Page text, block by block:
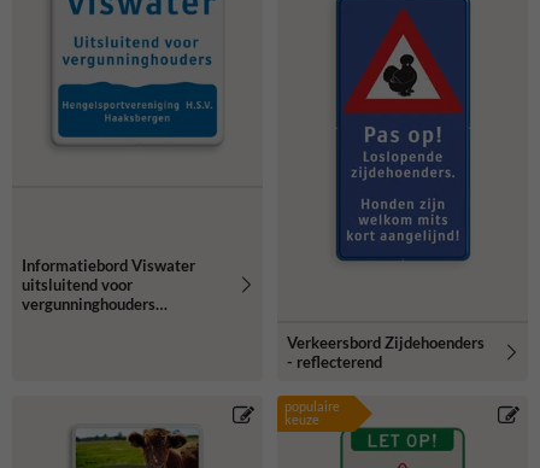
Informatiebord Viswater
uitsluitend voor
vergunninghouders
Verkeersbord Zijdehoenders
- reflecterend
populaire
keuze